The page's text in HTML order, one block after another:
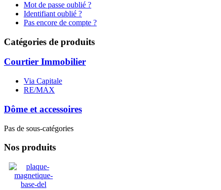
Mot de passe oublié ?
Identifiant oublié ?
Pas encore de compte ?
Catégories de produits
Courtier Immobilier
Via Capitale
RE/MAX
Dôme et accessoires
Pas de sous-catégories
Nos produits